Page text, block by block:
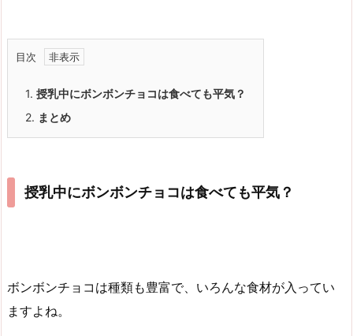
目次
1. 授乳中にボンボンチョコは食べても平気？
2. まとめ
授乳中にボンボンチョコは食べても平気？
ボンボンチョコは種類も豊富で、いろんな食材が入ってい
ますよね。